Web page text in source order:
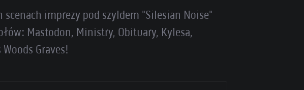
imprezy pod szyldem "Silesian Noise"
Mastodon, Ministry, Obituary, Kylesa,
Graves!